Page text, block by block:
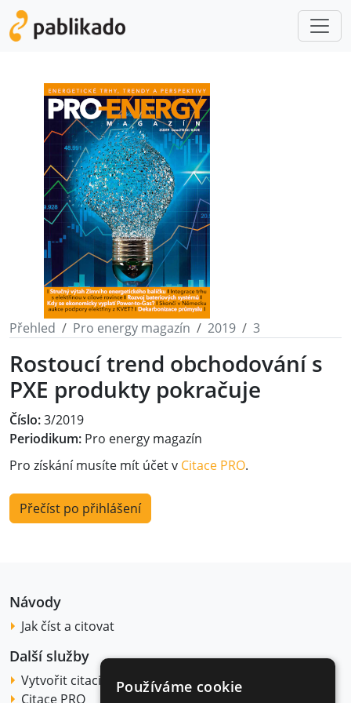
Přehled Pro energy magazín 2019 3
Rostoucí trend obchodování s
PXE produkty pokračuje
Číslo:3/2019
Periodikum: Pro energy magazín
Pro získání musíte mít účet v Citace PRO.
Přečíst po přihlášení
Návody
Jak číst a citovat
Další služby
Vytvořit citaci
Citace PRO
Používáme cookie